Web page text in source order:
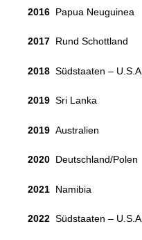
2016 Papua Neuguinea
2017 Rund Schottland
2018 Südstaaten – U.S.A.
2019 Sri Lanka
2019 Australien
2020 Deutschland/Polen
2021 Namibia
2022 Südstaaten – U.S.A.